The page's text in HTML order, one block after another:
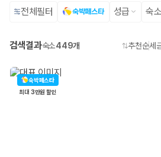
제주렌트카 가격비교는 카모
경차, 소형, 준중
전체필터 숙박페스타 성급 숙
검색결과숙소449개 추천순세
숙박페스타
최대 3만원 할인